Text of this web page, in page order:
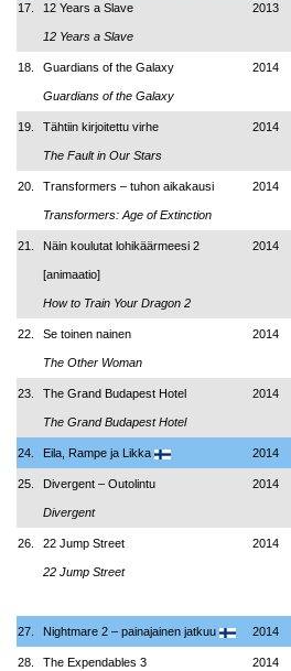
17. 12 Years a Slave
12 Years a Slave
2013
18. Guardians of the Galaxy
Guardians of the Galaxy
2014
19. Tähtiin kirjoitettu virhe
The Fault in Our Stars
2014
20. Transformers – tuhon aikakausi
Transformers: Age of Extinction
2014
21. Näin koulutat lohikäärmeesi 2
[animaatio]
How to Train Your Dragon 2
2014
22. Se toinen nainen
The Other Woman
2014
23. The Grand Budapest Hotel
The Grand Budapest Hotel
2014
24. Eila, Rampe ja Likka 2014
25. Divergent – Outolintu
Divergent
2014
26. 22 Jump Street
22 Jump Street
2014
27. Nightmare 2 – painajainen jatkuu 2014
28. The Expendables 3 2014